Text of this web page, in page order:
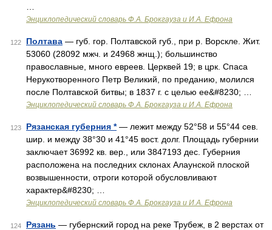
Энциклопедический словарь Ф.А. Брокгауза и И.А. Ефрона
122 Полтава — губ. гор. Полтавской губ., при р. Ворскле. Жит.
53060 (28092 мжч. и 24968 жнщ.); большинство
православные, много евреев. Церквей 19; в црк. Спаса
Нерукотворенного Петр Великий, по преданию, молился
после Полтавской битвы; в 1837 г. с целью ее&#8230; …
Энциклопедический словарь Ф.А. Брокгауза и И.А. Ефрона
123 Рязанская губерния *— лежит между 52°58 и 55°44 сев.
шир. и между 38°30 и 41°45 вост. долг. Площадь губернии
заключает 36992 кв. вер., или 3847193 дес. Губерния
расположена на последних склонах Алаунской плоской
возвышенности, отроги которой обусловливают
характер&#8230; …
Энциклопедический словарь Ф.А. Брокгауза и И.А. Ефрона
124 Рязань — губернский город на реке Трубеж, в 2 верстах от